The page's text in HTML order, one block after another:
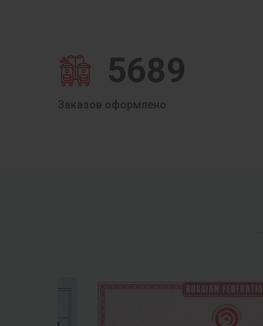
5689
Заказов оформлено